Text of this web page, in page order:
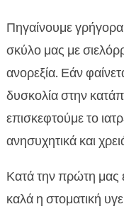
Πηγαίνουμε
σκύλο μας με
ανορεξία. Εάν
δυσκολία στην
επισκεφτούμε το
ανησυχητικά και
Κατά την πρώτη μας
καλά η στοματική